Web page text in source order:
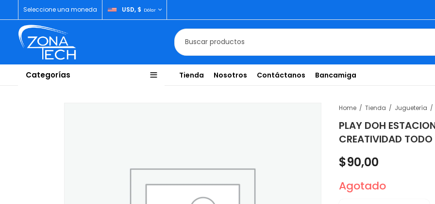
Seleccione una moneda USD, $ Dólar
Categorías Tienda Nosotros Contáctanos Bancamiga
Home Tienda Juguetería
PLAY DOH
CREATIVIDAD
$90,00
Agotado